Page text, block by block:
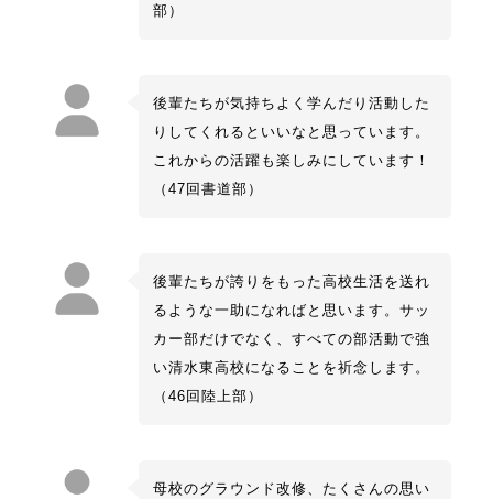
部）
後輩たちが気持ちよく学んだり活動した
りしてくれるといいなと思っています。
これからの活躍も楽しみにしています！
（47回書道部）
後輩たちが誇りをもった高校生活を送れ
るような一助になればと思います。サッ
カー部だけでなく、すべての部活動で強
い清水東高校になることを祈念します。
（46回陸上部）
母校のグラウンド改修、たくさんの思い